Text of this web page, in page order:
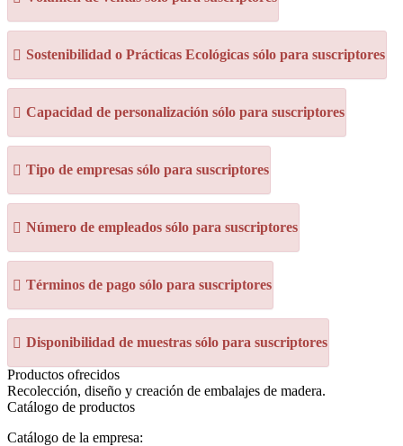
Sostenibilidad o Prácticas Ecológicas sólo para suscriptores
Capacidad de personalización sólo para suscriptores
Tipo de empresas sólo para suscriptores
Número de empleados sólo para suscriptores
Términos de pago sólo para suscriptores
Disponibilidad de muestras sólo para suscriptores
Productos ofrecidos
Recolección, diseño y creación de embalajes de madera.
Catálogo de productos
Catálogo de la empresa: